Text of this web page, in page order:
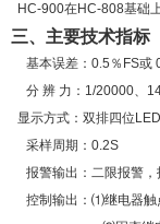
HC-900在HC-808基础
三、主要技术指标
基本误差： 0.5 ％ FS或
分 辨 力： 1/20000、
显示方式：双排四位 LED
采样周期： 0.2S
报警输出：二限报警
控制输出： ⑴继电器触